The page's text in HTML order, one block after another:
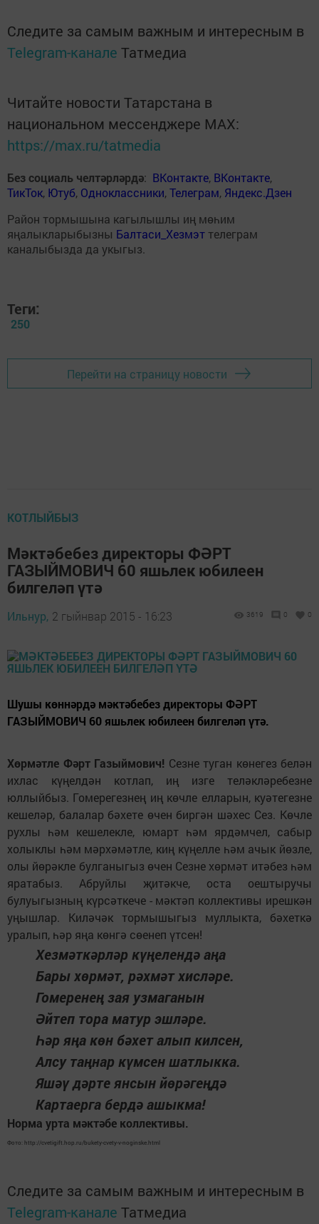
Следите за самым важным и интересным в
Telegram-канале Татмедиа
Читайте новости Татарстана в
национальном мессенджере MАХ:
https://max.ru/tatmedia
Без социаль челтәрләрдә: ВКонтакте, ВКонтакте,
ТикТок, Ютуб, Одноклассники,Телеграм, Яндекс.Дзен
Район тормышына кагылышлы иң мөһим
яңалыкларыбызны Балтаси_Хезмэт телеграм
каналыбызда да укыгыз.
Теги:
250
Перейти на страницу новости
КОТЛЫЙБЫЗ
Мәктәбебез директоры ФӘРТ
ГАЗЫЙМОВИЧ 60 яшьлек юбилеен
билгеләп үтә
Ильнур, 2 гыйнвар 2015 - 16:23 3619 0 0
Шушы көннәрдә мәктәбебез директоры ФӘРТ
ГАЗЫЙМОВИЧ 60 яшьлек юбилеен билгеләп үтә.
Хөрмәтле Фәрт Газыймович! Сезне туган көнегез белән
ихлас күңелдән котлап, иң изге теләкләребезне
юллыйбыз. Гомерегезнең иң көчле елларын, куәтегезне
кешеләр, балалар бәхете өчен биргән шәхес Сез. Көчле
рухлы һәм кешелекле, юмарт һәм ярдәмчел, сабыр
холыклы һәм мәрхәмәтле, киң күңелле һәм ачык йөзле,
олы йөрәкле булганыгыз өчен Сезне хөрмәт итәбез һәм
яратабыз. Абруйлы җитәкче, оста оештыручы
булуыгызның күрсәткече - мәктәп коллективы ирешкән
уңышлар. Киләчәк тормышыгыз муллыкта, бәхеткә
уралып, һәр яңа көнгә сөенеп үтсен!
Хезмәткәрләр күңелендә аңа
Бары хөрмәт, рәхмәт хисләре.
Гомеренең зая узмаганын
Әйтеп тора матур эшләре.
Һәр яңа көн бәхет алып килсен,
Алсу таңнар күмсен шатлыкка.
Яшәү дәрте янсын йөрәгеңдә
Картаерга бердә ашыкма!
Норма урта мәктәбе коллективы.
Фото: http://cvetigift.hop.ru/bukety-cvety-v-noginske.html
Следите за самым важным и интересным в
Telegram-канале Татмедиа